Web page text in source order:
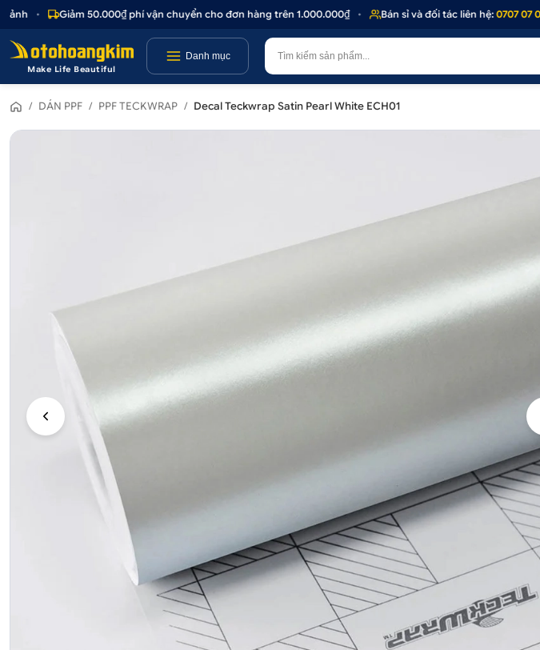
• Giảm 50.000₫ phí vận chuyển cho đơn hàng trên 1.000.000₫ • Bán sỉ và đối tác liên hệ:0707 07 08 09
Make Life Beautiful
Danh mục
/ DÁN PPF / PPF TECKWRAP / Decal Teckwrap Satin Pearl White ECH01